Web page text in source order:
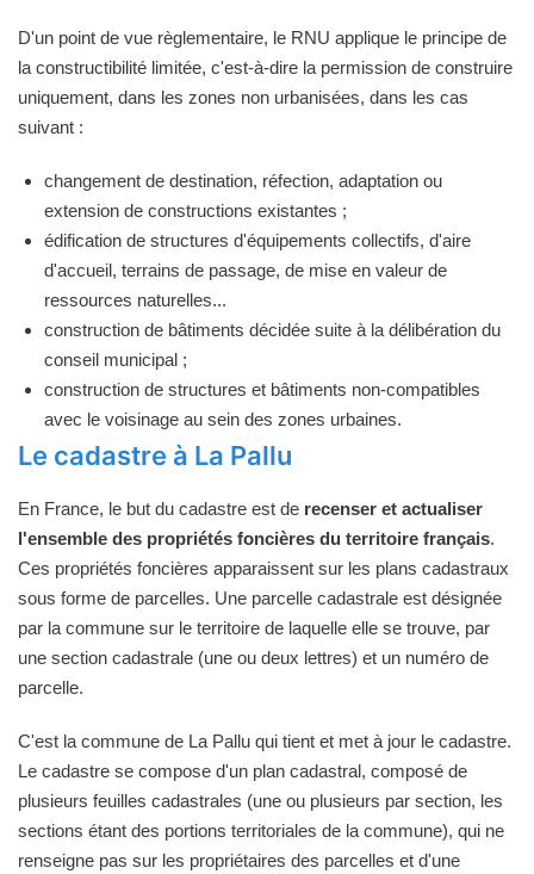
D'un point de vue règlementaire, le RNU applique le principe de
la constructibilité limitée, c'est-à-dire la permission de construire
uniquement, dans les zones non urbanisées, dans les cas
suivant :
changement de destination, réfection, adaptation ou
extension de constructions existantes ;
édification de structures d'équipements collectifs, d'aire
d'accueil, terrains de passage, de mise en valeur de
ressources naturelles...
construction de bâtiments décidée suite à la délibération du
conseil municipal ;
construction de structures et bâtiments non-compatibles
avec le voisinage au sein des zones urbaines.
Le cadastre à La Pallu
En France, le but du cadastre est de recenser et actualiser
l'ensemble des propriétés foncières du territoire français.
Ces propriétés foncières apparaissent sur les plans cadastraux
sous forme de parcelles. Une parcelle cadastrale est désignée
par la commune sur le territoire de laquelle elle se trouve, par
une section cadastrale (une ou deux lettres) et un numéro de
parcelle.
C'est la commune de La Pallu qui tient et met à jour le cadastre.
Le cadastre se compose d'un plan cadastral, composé de
plusieurs feuilles cadastrales (une ou plusieurs par section, les
sections étant des portions territoriales de la commune), qui ne
renseigne pas sur les propriétaires des parcelles et d'une